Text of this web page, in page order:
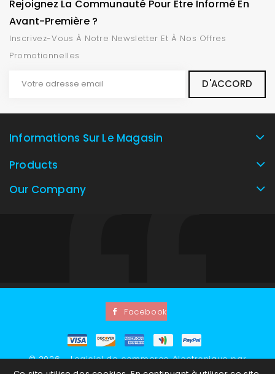
Rejoignez La Communauté Pour Être Informé En
Avant-Première ?
Inscrivez-Vous À Notre Newsletter Et À Nos Offres
Promotionnelles
Informations Sur Le Magasin
Products
Our Company
Facebook
© 2026 - Logiciel de commerce électronique par